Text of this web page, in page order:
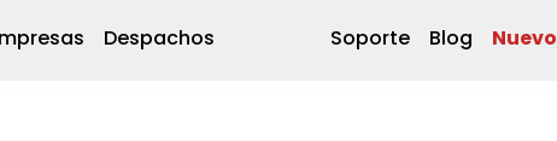
Despachos Soporte Blog Nuevo